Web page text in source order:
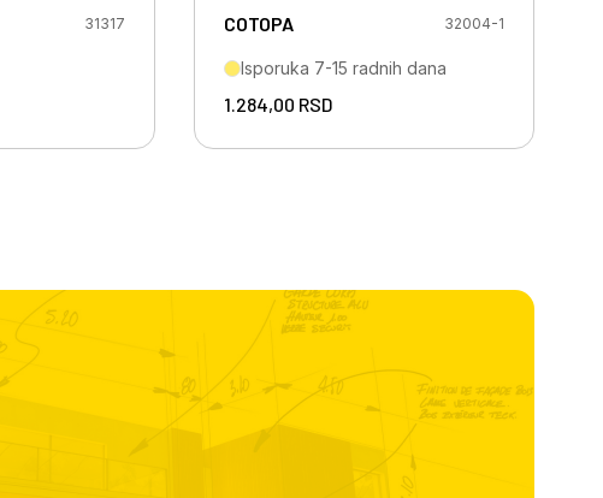
31317 COTOPA 32004-1
Isporuka 7-15 radnih dana
1.284,00 RSD